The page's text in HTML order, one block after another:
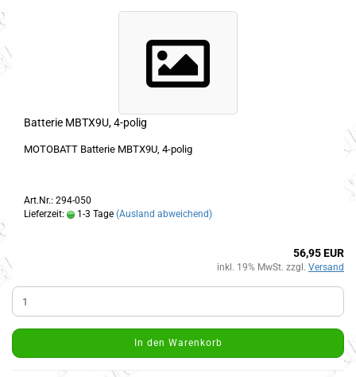
Batterie MBTX9U, 4-polig
MOTOBATT Batterie MBTX9U, 4-polig
Art.Nr.: 294-050
Lieferzeit:
1-3 Tage (Ausland abweichend)
56,95 EUR
inkl. 19% MwSt. zzgl. Versand
In den Warenkorb